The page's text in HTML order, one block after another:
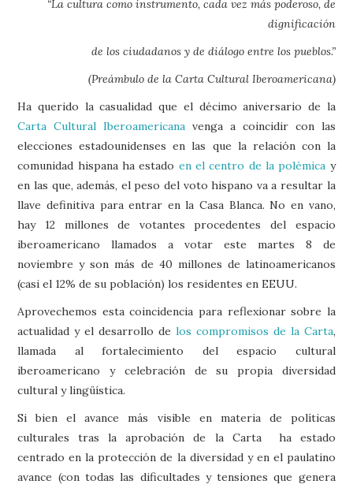
“La cultura como instrumento, cada vez más poderoso, de
dignificación
de los ciudadanos y de diálogo entre los pueblos.”
(Preámbulo de la Carta Cultural Iberoamericana)
Ha querido la casualidad que el décimo aniversario de la
Carta Cultural Iberoamericana venga a coincidir con las
elecciones estadounidenses en las que la relación con la
comunidad hispana ha estado en el centro de la polémica y
en las que, además, el peso del voto hispano va a resultar la
llave definitiva para entrar en la Casa Blanca. No en vano,
hay 12 millones de votantes procedentes del espacio
iberoamericano llamados a votar este martes 8 de
noviembre y son más de 40 millones de latinoamericanos
(casi el 12% de su población) los residentes en EEUU.
Aprovechemos esta coincidencia para reflexionar sobre la
actualidad y el desarrollo de los compromisos de la Carta,
llamada al fortalecimiento del espacio cultural
iberoamericano y celebración de su propia diversidad
cultural y lingüística.
Si bien el avance más visible en materia de políticas
culturales tras la aprobación de la Carta ha estado
centrado en la protección de la diversidad y en el paulatino
avance (con todas las dificultades y tensiones que genera